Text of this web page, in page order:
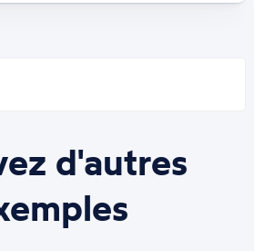
d'autres